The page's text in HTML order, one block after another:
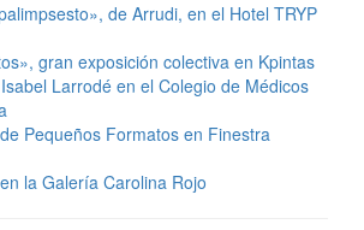
de Arrudi, en el Hotel TRYP
gran exposición colectiva en Kpintas
Larrodé en el Colegio de Médicos
Pequeños Formatos en Finestra
la Galería Carolina Rojo